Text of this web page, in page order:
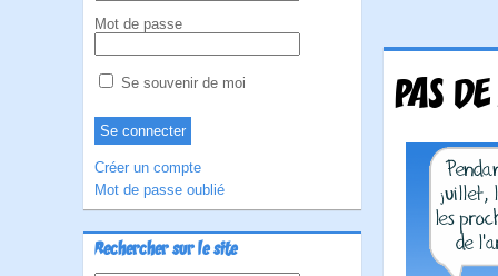
Mot de passe
Se souvenir de moi
Créer un compte
Mot de passe oublié
Rechercher sur le site
PAS